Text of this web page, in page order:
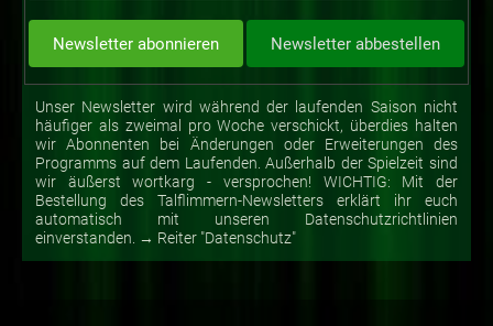
Unser Newsletter wird während der laufenden Saison nicht
häufiger als zweimal pro Woche verschickt, überdies halten
wir Abonnenten bei Änderungen oder Erweiterungen des
Programms auf dem Laufenden. Außerhalb der Spielzeit sind
wir äußerst wortkarg - versprochen! WICHTIG: Mit der
Bestellung des Talflimmern-Newsletters erklärt ihr euch
automatisch mit unseren Datenschutzrichtlinien
einverstanden. → Reiter "Datenschutz"